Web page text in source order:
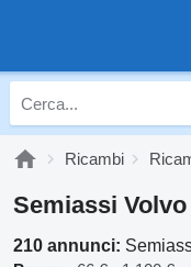
Ricambi
Semiassi
210 annunci: